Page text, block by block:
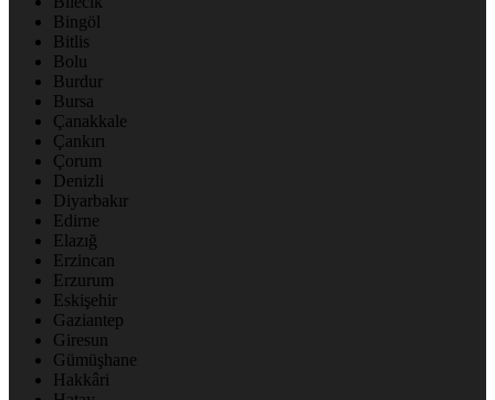
Bingöl
Bitlis
Bolu
Burdur
Bursa
Çanakkale
Çankırı
Çorum
Denizli
Diyarbakır
Edirne
Elazığ
Erzincan
Erzurum
Eskişehir
Gaziantep
Giresun
Gümüşhane
Hakkâri